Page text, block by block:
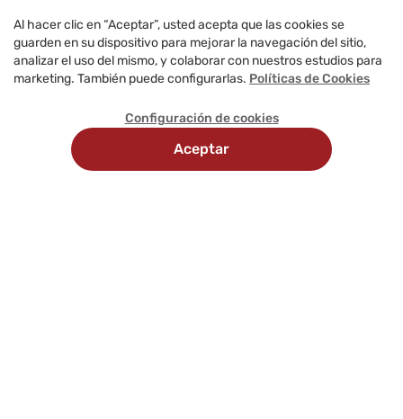
Al hacer clic en “Aceptar”, usted acepta que las cookies se
guarden en su dispositivo para mejorar la navegación del sitio,
analizar el uso del mismo, y colaborar con nuestros estudios para
marketing. También puede configurarlas. Políticas de Cookies
Configuración de cookies
Aceptar